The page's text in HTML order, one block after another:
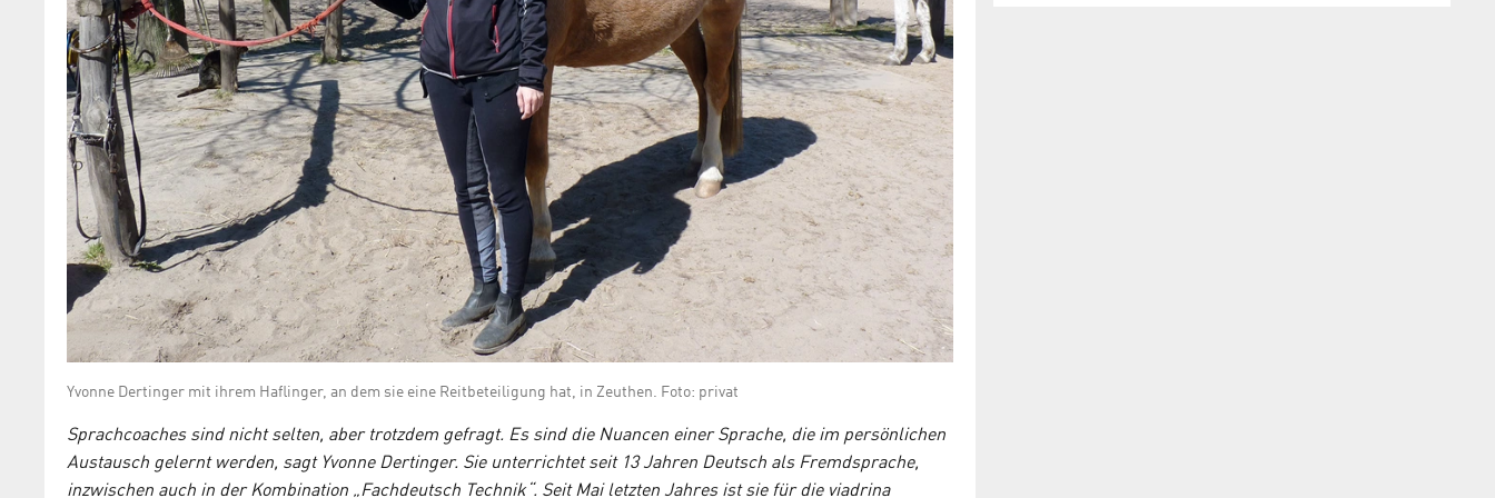
Yvonne Dertinger mit ihrem Haflinger, an dem sie eine Reitbeteiligung hat, in Zeuthen. Foto: privat
Sprachcoaches sind nicht selten, aber trotzdem gefragt. Es sind die Nuancen einer Sprache, die im persönlichen
Austausch gelernt werden, sagt Yvonne Dertinger. Sie unterrichtet seit 13 Jahren Deutsch als Fremdsprache,
inzwischen auch in der Kombination „Fachdeutsch Technik“. Seit Mai letzten Jahres ist sie für die viadrina